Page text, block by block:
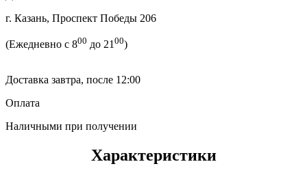
г. Казань, Проспект Победы 206
(Ежедневно с 800 до 21 00)
Доставка завтра, после 12:00
Оплата
Наличными при получении
Характеристики